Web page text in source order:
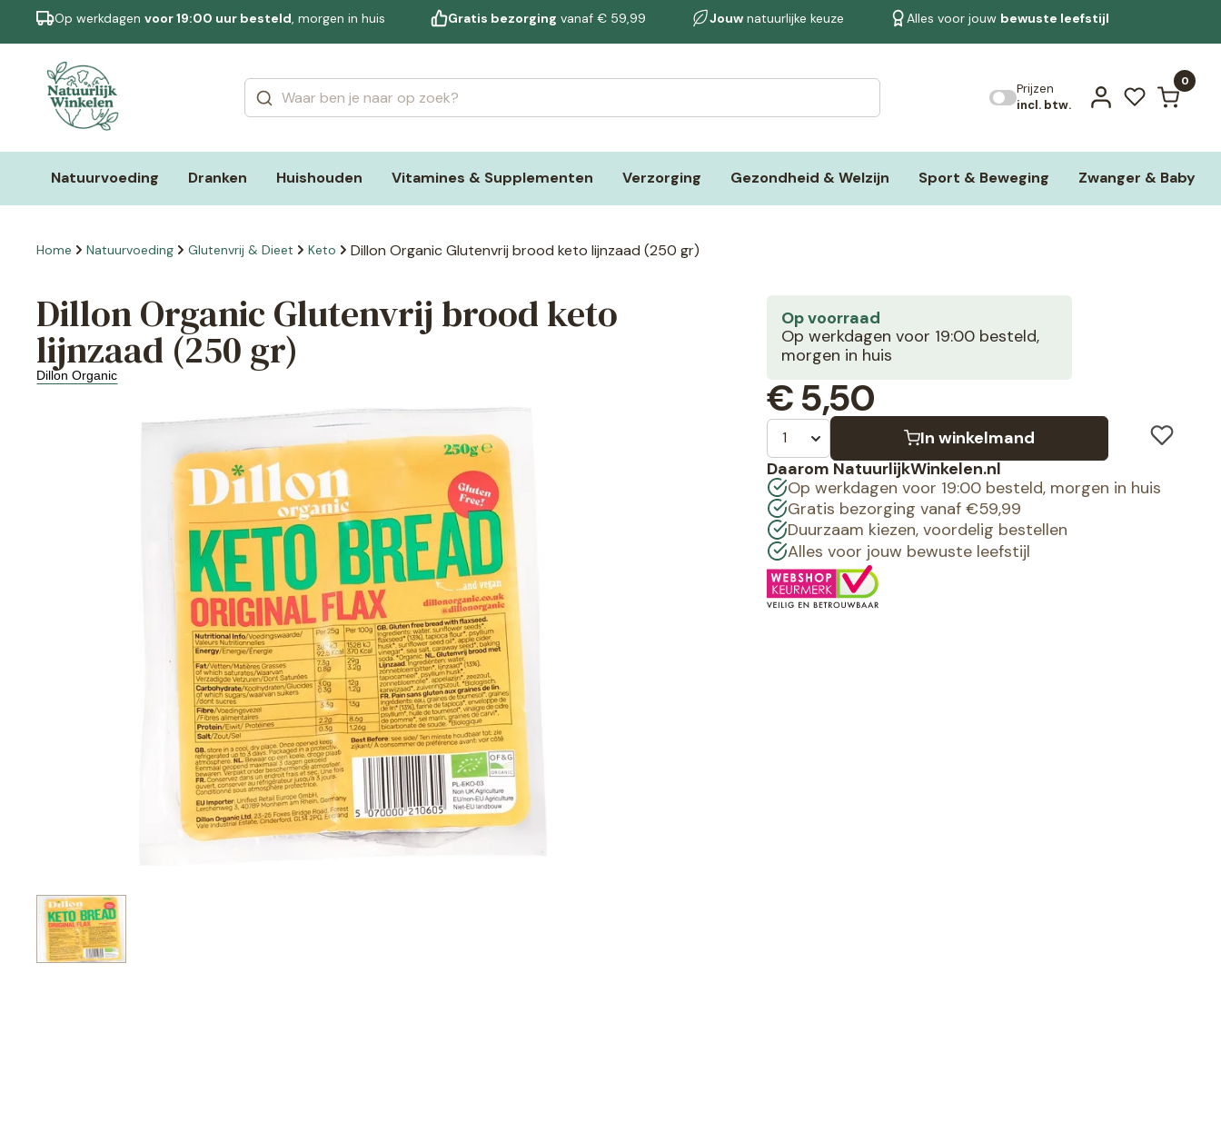
Op werkdagen voor 19:00 uur besteld, morgen in huis Gratis bezorging vanaf € 59,99 Jouwnatuurlijke keuze Alles voor jouw bewuste leefstijl
Prijzen
incl. btw.
0
Natuurvoeding Dranken Huishouden Vitamines & Supplementen Verzorging Gezondheid & Welzijn Sport & Beweging Zwanger & Baby
Bekijk alle resultaten
Home Natuurvoeding Glutenvrij & Dieet Keto Dillon Organic Glutenvrij brood keto lijnzaad (250 gr)
Dillon Organic Glutenvrij brood keto
lijnzaad (250 gr)
Dillon Organic
Op voorraad
Op werkdagen voor 19:00 besteld,
morgen in huis
€5,50
In winkelmand
Daarom NatuurlijkWinkelen.nl
Op werkdagen voor 19:00 besteld, morgen in huis
Gratis bezorging vanaf €59,99
Duurzaam kiezen, voordelig bestellen
Alles voor jouw bewuste leefstijl